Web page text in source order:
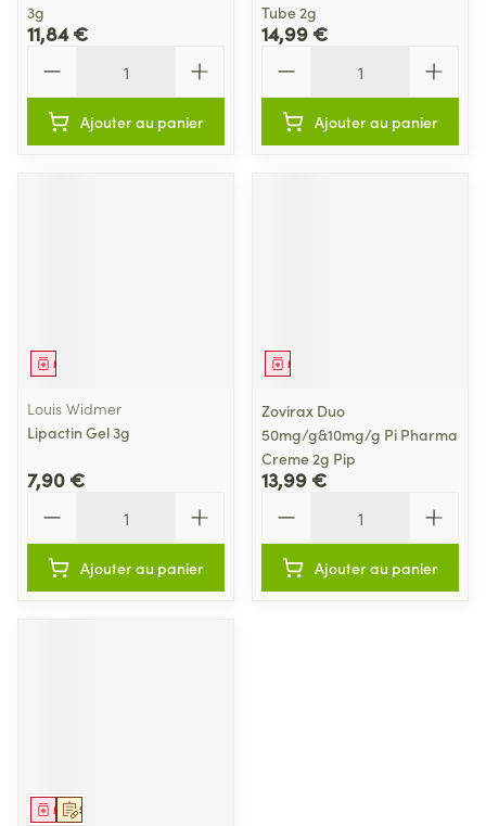
3g
11,84 €
Ajouter au panier
Tube 2g
14,99 €
Ajouter au panier
Médicament
Louis Widmer
Lipactin Gel 3g
7,90 €
Ajouter au panier
Médicament
Zovirax Duo
50mg/g&10mg/g Pi Pharma
Creme 2g Pip
13,99 €
Ajouter au panier
Sur prescription
Médicament